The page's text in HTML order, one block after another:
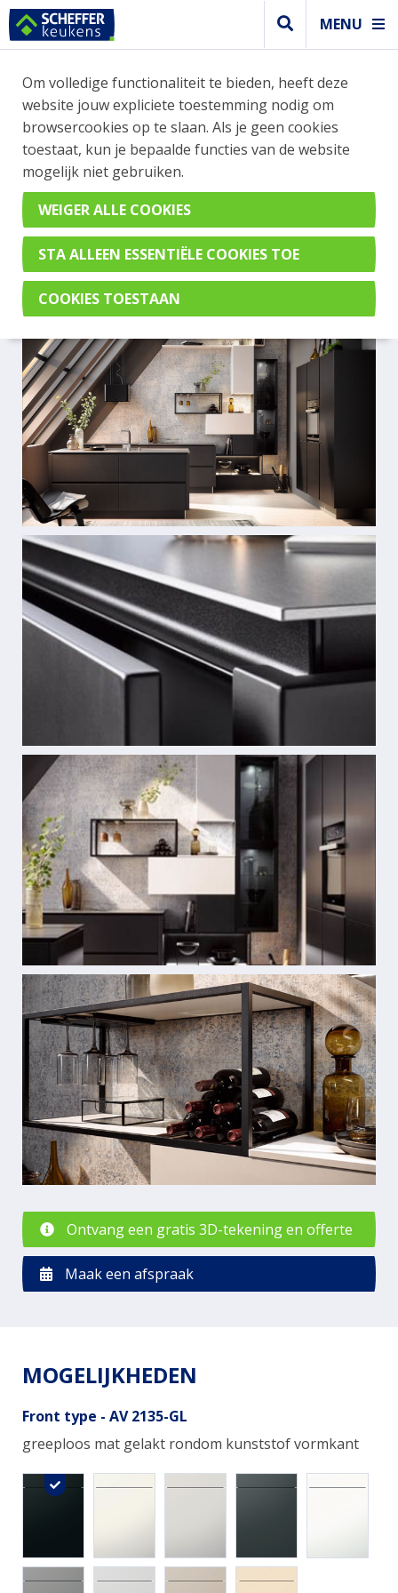
MENU
Greeploos keuken
GREEPLOZE KEUKEN MAT
MET BREDE LADES EN EEN
DUN WERKBLAD
AV 2135GL Zwart
Ontvang een gratis 3D-tekening en offerte
Maak een afspraak
MOGELIJKHEDEN
Front type - AV 2135-GL
greeploos mat gelakt rondom kunststof vormkant
Om volledige functionaliteit te bieden, heeft deze
website jouw expliciete toestemming nodig om
browsercookies op te slaan. Als je geen cookies
toestaat, kun je bepaalde functies van de website
mogelijk niet gebruiken.